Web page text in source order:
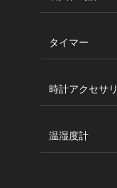
タイマー
時計アクセサリ
温湿度計